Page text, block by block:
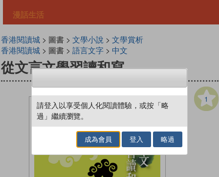
漫話生活
香港閱讀城> 圖書 > 文學小說 > 文學賞析
香港閱讀城> 圖書 > 語言文字> 中文
從文言文學習讀和寫
1
請登入以享受個人化閱讀體驗，或按「略
過」繼續瀏覽。
成為會員 登入 略過